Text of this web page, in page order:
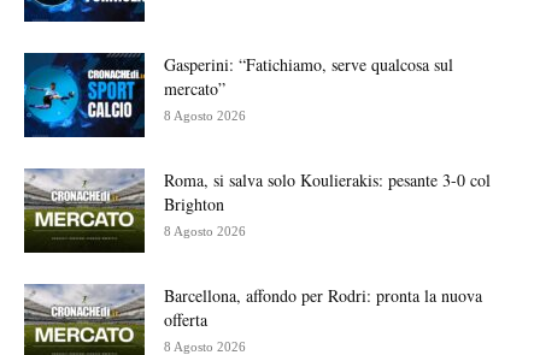
Gasperini: “Fatichiamo, serve qualcosa sul
mercato”
8 Agosto 2026
Roma, si salva solo Koulierakis: pesante 3-0 col
Brighton
8 Agosto 2026
Barcellona, affondo per Rodri: pronta la nuova
offerta
8 Agosto 2026